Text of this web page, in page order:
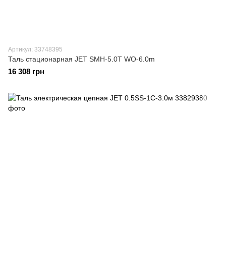
Артикул: 33748395
Таль стационарная JET SMH-5.0T WO-6.0m
16 308 грн